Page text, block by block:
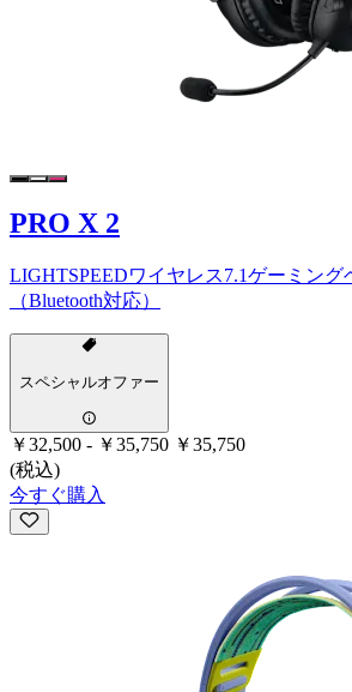
PRO X 2
LIGHTSPEEDワイヤレス7.1ゲーミング
（Bluetooth対応）
スペシャルオファー
￥32,500 - ￥35,750 ￥35,750
(税込)
今すぐ購入